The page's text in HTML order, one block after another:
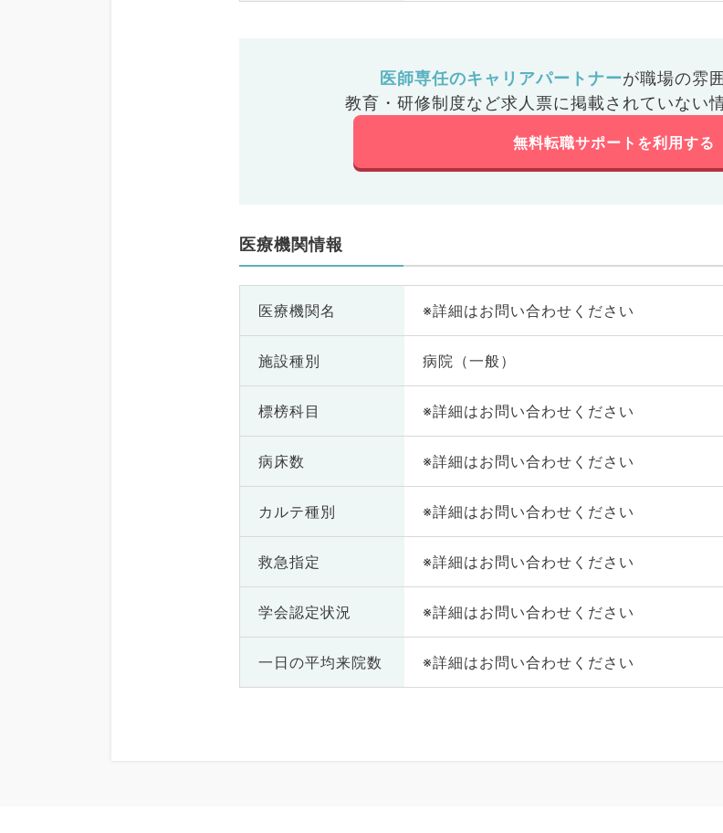
医師専任のキャリアパートナーが職場の雰
教育・研修制度など求人票に掲載されていない
無料転職サポートを利用する
医療機関情報
医療機関名 ※詳細はお問い合わせください
施設種別 病院（一般）
標榜科目 ※詳細はお問い合わせください
病床数 ※詳細はお問い合わせください
カルテ種別 ※詳細はお問い合わせください
救急指定 ※詳細はお問い合わせください
学会認定状況 ※詳細はお問い合わせください
一日の平均来院数 ※詳細はお問い合わせください